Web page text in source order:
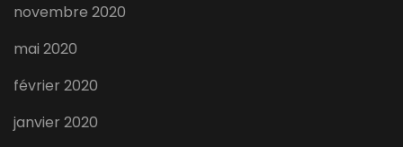
novembre 2020
mai 2020
février 2020
janvier 2020